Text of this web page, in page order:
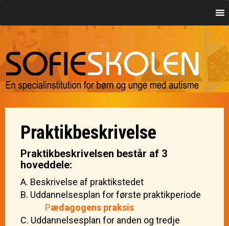
Praktikbeskrivelse
Praktikbeskrivelsen består af 3
hoveddele:
A. Beskrivelse af praktikstedet
B. Uddannelsesplan for første praktikperiode
Pædagogens praksis
C. Uddannelsesplan for anden og tredje